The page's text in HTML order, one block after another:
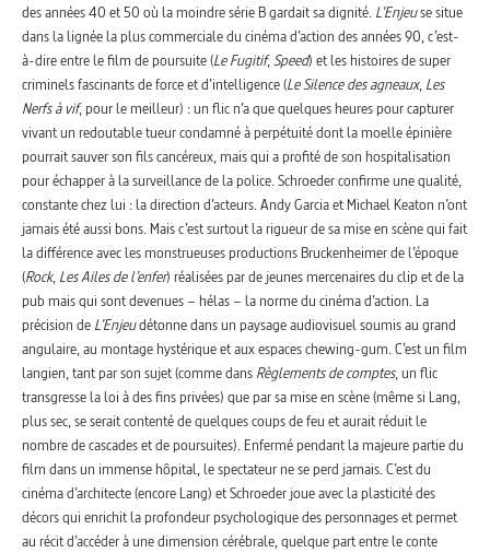
des années 40 et 50 où la moindre série B gardait sa dignité. L’Enjeuse situe
dans la lignée la plus commerciale du cinéma d’action des années 90, c’est-
à-dire entre le film de poursuite (Le Fugitif,Speed) et les histoires de super
criminels fascinants de force et d’intelligence (Le Silence des agneaux, Les
Nerfs à vif, pour le meilleur) : un flic n’a que quelques heures pour capturer
vivant un redoutable tueur condamné à perpétuité dont la moelle épinière
pourrait sauver son fils cancéreux, mais qui a profité de son hospitalisation
pour échapper à la surveillance de la police. Schroeder confirme une qualité,
constante chez lui : la direction d’acteurs. Andy Garcia et Michael Keaton n’ont
jamais été aussi bons. Mais c’est surtout la rigueur de sa mise en scène qui fait
la différence avec les monstrueuses productions Bruckenheimer de l’époque
(Rock, Les Ailes de l’enfer) réalisées par de jeunes mercenaires du clip et de la
pub mais qui sont devenues – hélas – la norme du cinéma d’action. La
précision de L’Enjeudétonne dans un paysage audiovisuel soumis au grand
angulaire, au montage hystérique et aux espaces chewing-gum. C’est un film
langien, tant par son sujet (comme dans Règlements de comptes, un flic
transgresse la loi à des fins privées) que par sa mise en scène (même si Lang,
plus sec, se serait contenté de quelques coups de feu et aurait réduit le
nombre de cascades et de poursuites). Enfermé pendant la majeure partie du
film dans un immense hôpital, le spectateur ne se perd jamais. C’est du
cinéma d’architecte (encore Lang) et Schroeder joue avec la plasticité des
décors qui enrichit la profondeur psychologique des personnages et permet
au récit d’accéder à une dimension cérébrale, quelque part entre le conte